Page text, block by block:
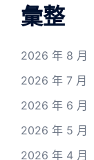
彙整
2026 年 8 月
2026 年 7 月
2026 年 6 月
2026 年 5 月
2026 年 4 月